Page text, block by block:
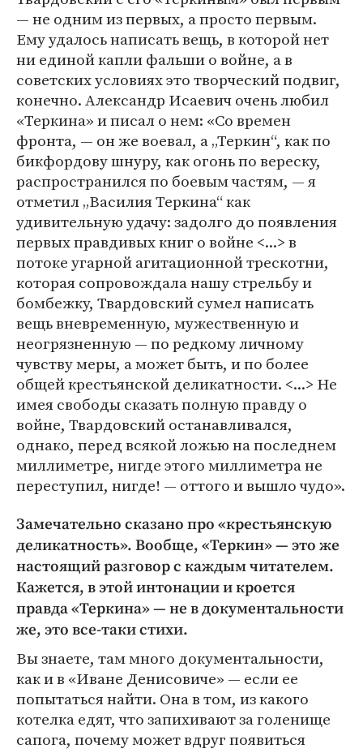
— не одним из первых, а просто первым.
Ему удалось написать вещь, в которой нет
ни единой капли фальши о войне, а в
советских условиях это творческий подвиг,
конечно. Александр Исаевич очень любил
«Теркина» и писал о нем: «Со времен
фронта, — он же воевал, а „Теркин“, как по
бикфордову шнуру, как огонь по вереску,
распространился по боевым частям, — я
отметил „Василия Теркина“ как
удивительную удачу: задолго до появления
первых правдивых книг о войне <...> в
потоке угарной агитационной трескотни,
которая сопровождала нашу стрельбу и
бомбежку, Твардовский сумел написать
вещь вневременную, мужественную и
неогрязненную — по редкому личному
чувству меры, а может быть, и по более
общей крестьянской деликатности. <...> Не
имея свободы сказать полную правду о
войне, Твардовский останавливался,
однако, перед всякой ложью на последнем
миллиметре, нигде этого миллиметра не
переступил, нигде! — оттого и вышло чудо».
Замечательно сказано про «крестьянскую
деликатность». Вообще, «Теркин» — это же
настоящий разговор с каждым читателем.
Кажется, в этой интонации и кроется
правда «Теркина» — не в документальности
же, это все-таки стихи.
Вы знаете, там много документальности,
как и в «Иване Денисовиче» — если ее
попытаться найти. Она в том, из какого
котелка едят, что запихивают за голенище
сапога, почему может вдруг появиться